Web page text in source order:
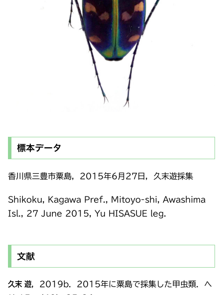
標本データ
香川県三豊市粟島，2015年6月27日，久末遊採集
Shikoku, Kagawa Pref., Mitoyo-shi, Awashima
Isl., 27 June 2015, Yu HISASUE leg.
文献
久末 遊，2019b．2015年に粟島で採集した甲虫類．へ